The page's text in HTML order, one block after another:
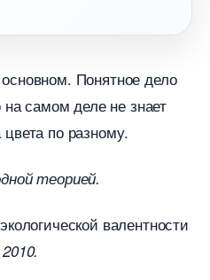
Понятное дело
на самом деле не знает
по разному.
теорией.
валентности